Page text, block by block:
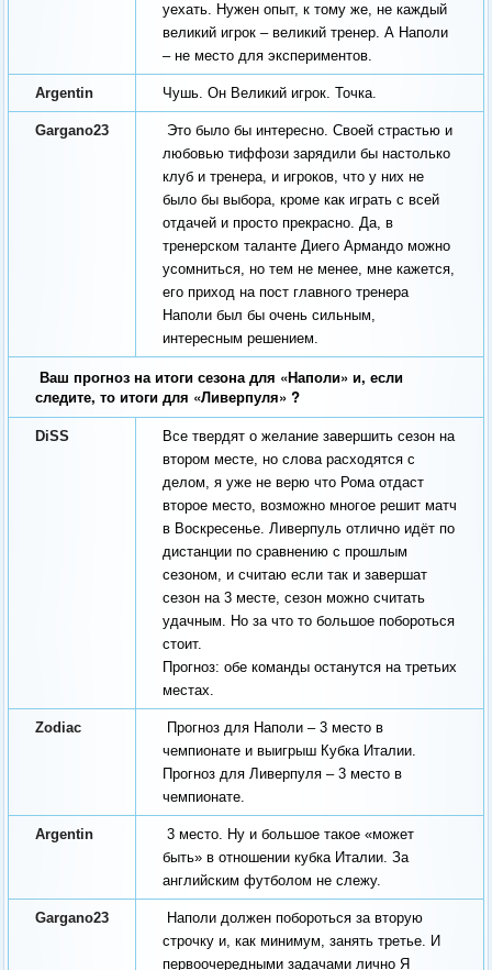
уехать. Нужен опыт, к тому же, не каждый
великий игрок – великий тренер. А Наполи
– не место для экспериментов.
Argentin Чушь. Он Великий игрок. Точка.
Gargano23
Это было бы интересно. Своей страстью и
любовью тиффози зарядили бы настолько
клуб и тренера, и игроков, что у них не
было бы выбора, кроме как играть с всей
отдачей и просто прекрасно. Да, в
тренерском таланте Диего Армандо можно
усомниться, но тем не менее, мне кажется,
его приход на пост главного тренера
Наполи был бы очень сильным,
интересным решением.
Ваш прогноз на итоги сезона для «Наполи» и, если
следите, то итоги для «Ливерпуля» ?
DiSS
Все твердят о желание завершить сезон на
втором месте, но слова расходятся с
делом, я уже не верю что Рома отдаст
второе место, возможно многое решит матч
в Воскресенье. Ливерпуль отлично идёт по
дистанции по сравнению с прошлым
сезоном, и считаю если так и завершат
сезон на 3 месте, сезон можно считать
удачным. Но за что то большое побороться
стоит.
Прогноз: обе команды останутся на третьих
местах.
Zodiac
Прогноз для Наполи – 3 место в
чемпионате и выигрыш Кубка Италии.
Прогноз для Ливерпуля – 3 место в
чемпионате.
Argentin
3 место. Ну и большое такое «может
быть» в отношении кубка Италии. За
английским футболом не слежу.
Gargano23
Наполи должен побороться за вторую
строчку и, как минимум, занять третье. И
первоочередными задачами лично Я